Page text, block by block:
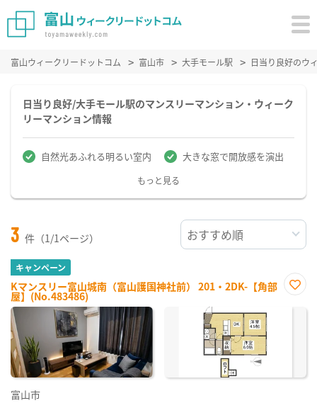
富山ウィークリードットコム 富山市 大手モール駅 日当り良好のウ
日当り良好/大手モール駅のマンスリーマンション・ウィーク
リーマンション情報
自然光あふれる明るい室内 大きな窓で開放感を演出
もっと見る
3 件（1/1ページ）
キャンペーン
Kマンスリー富山城南（富山護国神社前） 201・2DK-【角部
屋】(No.483486)
に入
富山市